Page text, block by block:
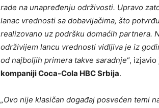
rade na unapređenju održivosti. Upravo
lanac vrednosti sa dobavljačima, što
realizovano uz podršku domaćih partnera.
održivijem lancu vrednosti vidljiva je iz
od najboljih primera takve saradnje“, izjavio
kompaniji Coca-Cola HBC Srbija.
„Ovo nije klasičan događaj posvećen temi